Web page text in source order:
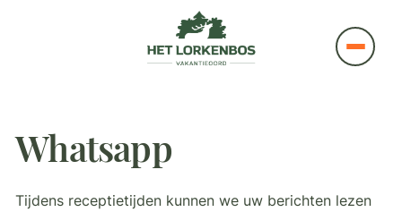
Whatsapp
Tijdens receptietijden kunnen we uw berichten lezen